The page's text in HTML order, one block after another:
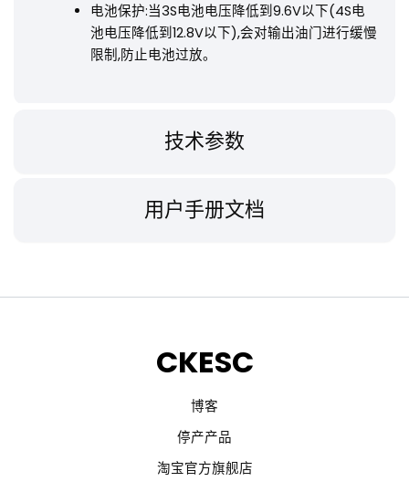
技术参数
用户手册文档
电池保护:当3S电池电压降低到9.6V以下(4S电
池电压降低到12.8V以下),会对输出油门进行缓慢
限制,防止电池过放。
CKESC
博客
停产产品
淘宝官方旗舰店